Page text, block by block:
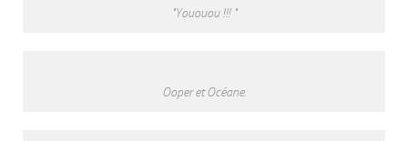
"Yououou !!! "
Ooper et Océane.